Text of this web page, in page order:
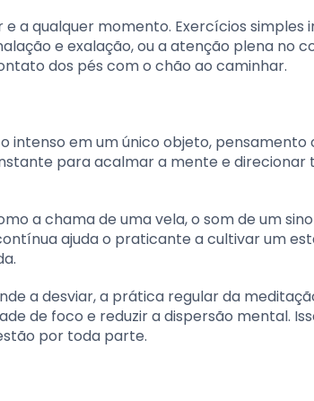
a qualquer momento. Exercícios simples
e exalação, ou a atenção plena no
dos pés com o chão ao caminhar.
intenso em um único objeto, pensamento
para acalmar a mente e direcionar
a chama de uma vela, o som de um
ajuda o praticante a cultivar um
a desviar, a prática regular da
de foco e reduzir a dispersão mental.
por toda parte.